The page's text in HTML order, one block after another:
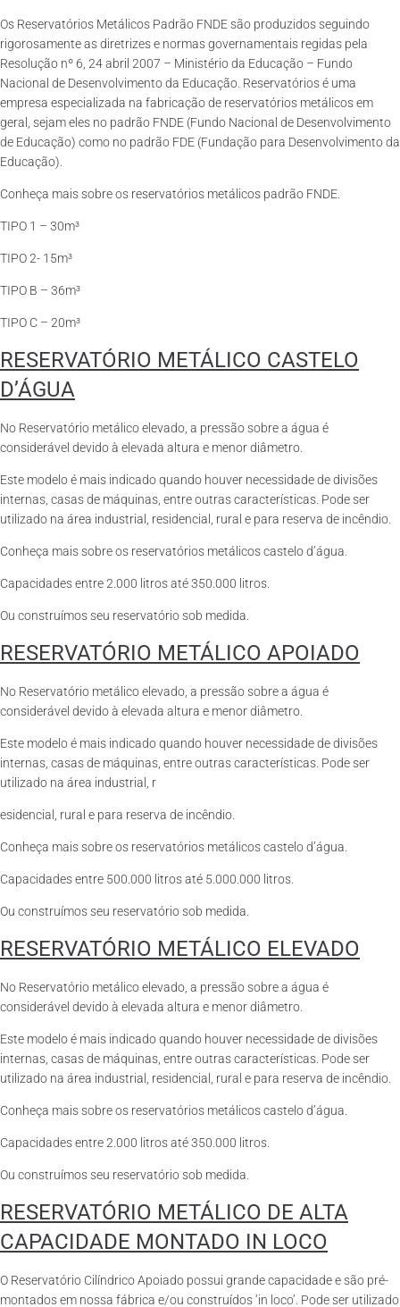
Os Reservatórios Metálicos Padrão FNDE são produzidos seguindo
rigorosamente as diretrizes e normas governamentais regidas pela
Resolução nº 6, 24 abril 2007 – Ministério da Educação – Fundo
Nacional de Desenvolvimento da Educação. Reservatórios é uma
empresa especializada na fabricação de reservatórios metálicos em
geral, sejam eles no padrão FNDE (Fundo Nacional de Desenvolvimento
de Educação) como no padrão FDE (Fundação para Desenvolvimento da
Educação).
Conheça mais sobre os reservatórios metálicos padrão FNDE.
TIPO 1 – 30m³
TIPO 2- 15m³
TIPO B – 36m³
TIPO C – 20m³
RESERVATÓRIO METÁLICO CASTELO
D’ÁGUA
No Reservatório metálico elevado, a pressão sobre a água é
considerável devido à elevada altura e menor diâmetro.
Este modelo é mais indicado quando houver necessidade de divisões
internas, casas de máquinas, entre outras características. Pode ser
utilizado na área industrial, residencial, rural e para reserva de incêndio.
Conheça mais sobre os reservatórios metálicos castelo d’água.
Capacidades entre 2.000 litros até 350.000 litros.
Ou construímos seu reservatório sob medida.
RESERVATÓRIO METÁLICO APOIADO
No Reservatório metálico elevado, a pressão sobre a água é
considerável devido à elevada altura e menor diâmetro.
Este modelo é mais indicado quando houver necessidade de divisões
internas, casas de máquinas, entre outras características. Pode ser
utilizado na área industrial, r
esidencial, rural e para reserva de incêndio.
Conheça mais sobre os reservatórios metálicos castelo d’água.
Capacidades entre 500.000 litros até 5.000.000 litros.
Ou construímos seu reservatório sob medida.
RESERVATÓRIO METÁLICO ELEVADO
No Reservatório metálico elevado, a pressão sobre a água é
considerável devido à elevada altura e menor diâmetro.
Este modelo é mais indicado quando houver necessidade de divisões
internas, casas de máquinas, entre outras características. Pode ser
utilizado na área industrial, residencial, rural e para reserva de incêndio.
Conheça mais sobre os reservatórios metálicos castelo d’água.
Capacidades entre 2.000 litros até 350.000 litros.
Ou construímos seu reservatório sob medida.
RESERVATÓRIO METÁLICO DE ALTA
CAPACIDADE MONTADO IN LOCO
O Reservatório Cilíndrico Apoiado possui grande capacidade e são pré-
montados em nossa fábrica e/ou construídos ‘in loco’. Pode ser utilizado